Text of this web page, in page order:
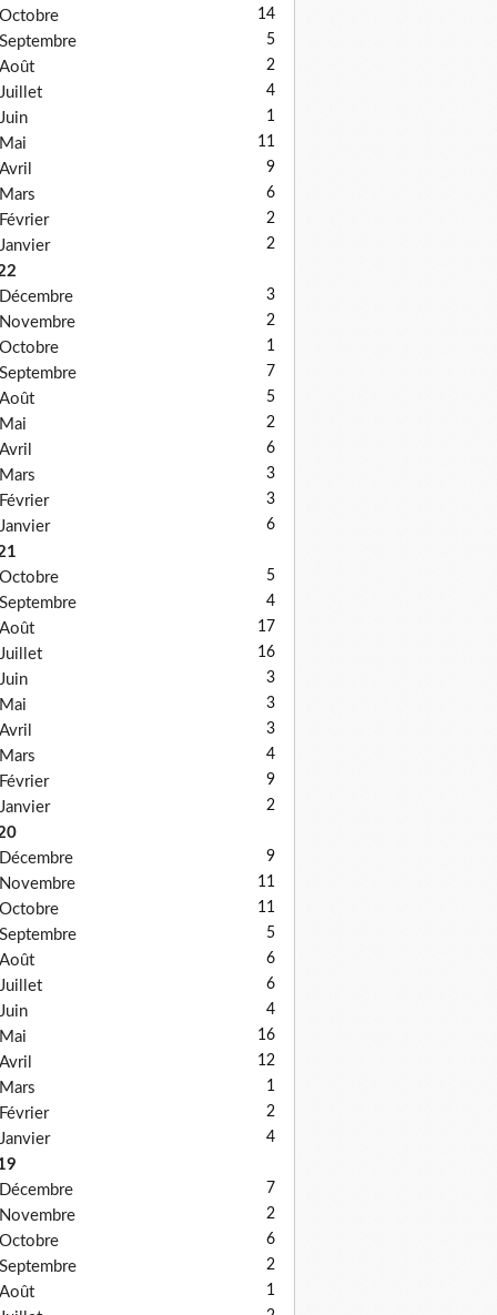
Octobre 14
Septembre 5
Août 2
Juillet 4
Juin 1
Mai 11
Avril 9
Mars 6
Février 2
Janvier 2
Décembre
3
Novembre 2
Octobre 1
Septembre 7
Août 5
Mai 2
Avril 6
Mars 3
Février 3
Janvier 6
Octobre
5
Septembre 4
Août 17
Juillet 16
Juin 3
Mai 3
Avril 3
Mars 4
Février 9
Janvier 2
Décembre
9
Novembre 11
Octobre 11
Septembre 5
Août 6
Juillet 6
Juin 4
Mai 16
Avril 12
Mars 1
Février 2
Janvier 4
Décembre
7
Novembre 2
Octobre 6
Septembre 2
Août 1